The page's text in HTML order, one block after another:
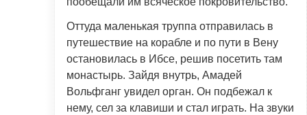
Оттуда маленькая труппа отправилась в
путешествие на корабле и по пути в Вену
остановилась в Ибсе, решив посетить там
монастырь. Зайдя внутрь, Амадей
Вольфганг увидел орган. Он подбежал к
нему, сел за клавиши и стал играть. На звуки